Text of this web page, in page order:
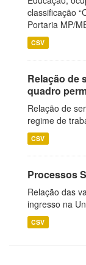
classificação
Portaria MP/
CSV
Relação de
quadro
Relação de
regime de
CSV
Processos
Relação das
ingresso na
CSV